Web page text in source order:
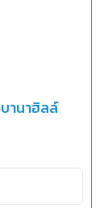
านาฮิลล์